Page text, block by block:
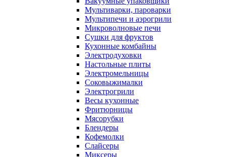
Мультиварки, пароварки
Мультипечи и аэрогрили
Микроволновые печи
Сушки для фруктов
Кухонные комбайны
Электродуховки
Настольные плиты
Электромельницы
Соковыжималки
Электрогрили
Весы кухонные
Фритюрницы
Мясорубки
Блендеры
Кофемолки
Слайсеры
Миксеры